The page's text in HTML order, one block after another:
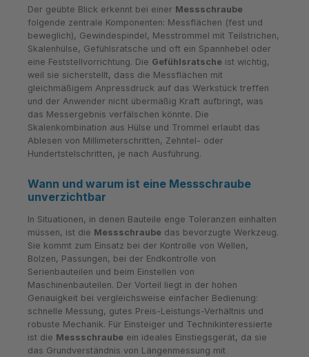
Der geübte Blick erkennt bei einer Messschraube
folgende zentrale Komponenten: Messflächen (fest und
beweglich), Gewindespindel, Messtrommel mit Teilstrichen,
Skalenhülse, Gefühlsratsche und oft ein Spannhebel oder
eine Feststellvorrichtung. Die Gefühlsratsche ist wichtig,
weil sie sicherstellt, dass die Messflächen mit
gleichmäßigem Anpressdruck auf das Werkstück treffen
und der Anwender nicht übermäßig Kraft aufbringt, was
das Messergebnis verfälschen könnte. Die
Skalenkombination aus Hülse und Trommel erlaubt das
Ablesen von Millimeterschritten, Zehntel- oder
Hundertstelschritten, je nach Ausführung.
Wann und warum ist eine Messschraube
unverzichtbar
In Situationen, in denen Bauteile enge Toleranzen einhalten
müssen, ist die Messschraube das bevorzugte Werkzeug.
Sie kommt zum Einsatz bei der Kontrolle von Wellen,
Bolzen, Passungen, bei der Endkontrolle von
Serienbauteilen und beim Einstellen von
Maschinenbauteilen. Der Vorteil liegt in der hohen
Genauigkeit bei vergleichsweise einfacher Bedienung:
schnelle Messung, gutes Preis-Leistungs-Verhältnis und
robuste Mechanik. Für Einsteiger und Technikinteressierte
ist die Messschraube ein ideales Einstiegsgerät, da sie
das Grundverständnis von Längenmessung mit